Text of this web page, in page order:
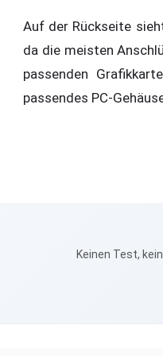
Auf der Rückseite
da die meisten
passenden
passendes PC-
Keinen Test,